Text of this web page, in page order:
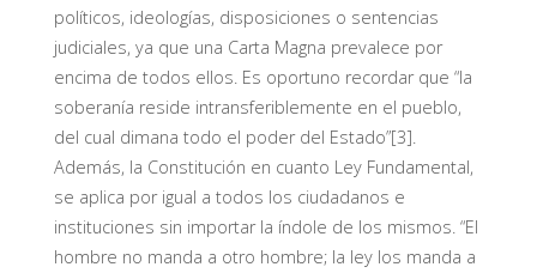
políticos, ideologías, disposiciones o sentencias
judiciales, ya que una Carta Magna prevalece por
encima de todos ellos. Es oportuno recordar que “la
soberanía reside intransferiblemente en el pueblo,
del cual dimana todo el poder del Estado”[3].
Además, la Constitución en cuanto Ley Fundamental,
se aplica por igual a todos los ciudadanos e
instituciones sin importar la índole de los mismos. “El
hombre no manda a otro hombre; la ley los manda a